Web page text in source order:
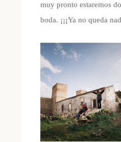
muy pronto estaremos
boda. ¡¡¡Ya no queda